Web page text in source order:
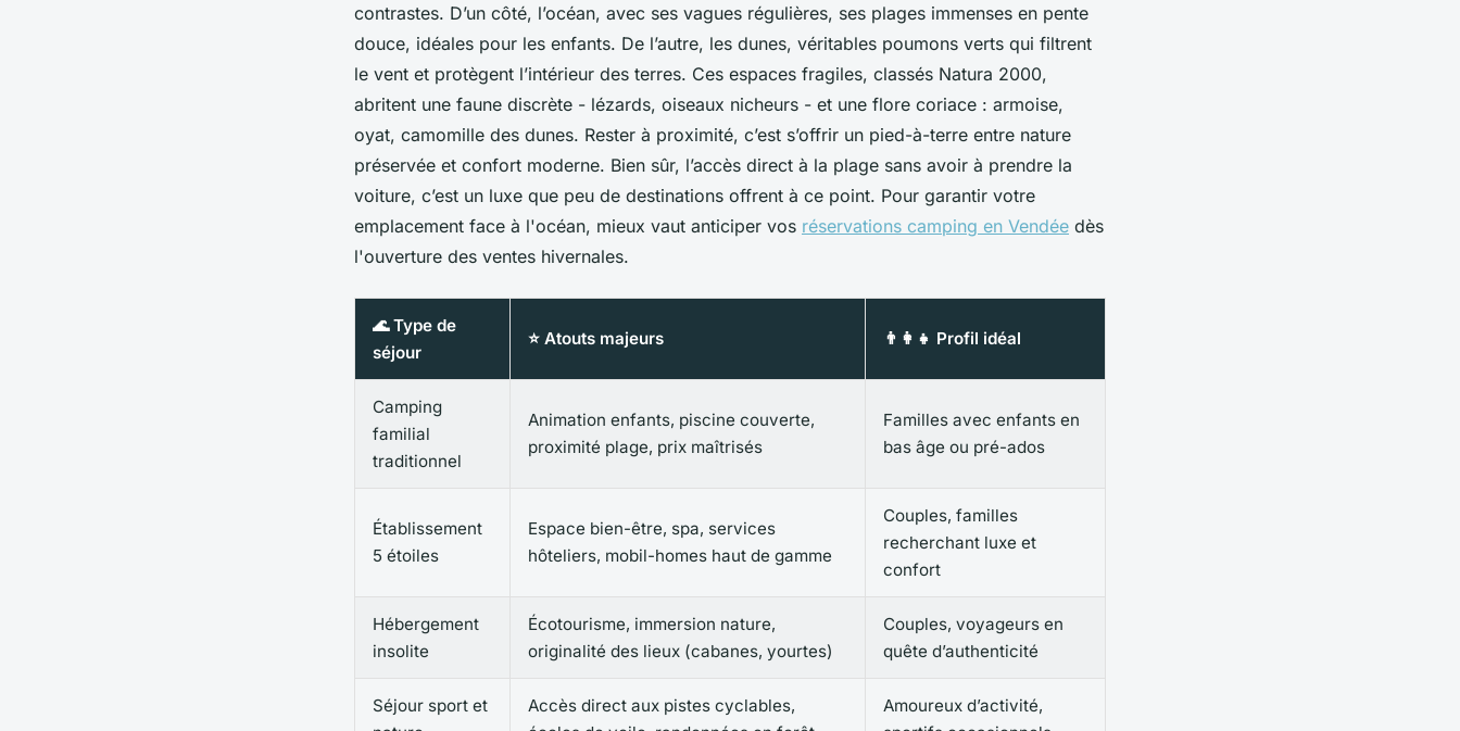
contrastes. D’un côté, l’océan, avec ses vagues régulières, ses plages immenses en pente
douce, idéales pour les enfants. De l’autre, les dunes, véritables poumons verts qui filtrent
le vent et protègent l’intérieur des terres. Ces espaces fragiles, classés Natura 2000,
abritent une faune discrète - lézards, oiseaux nicheurs - et une flore coriace : armoise,
oyat, camomille des dunes. Rester à proximité, c’est s’offrir un pied-à-terre entre nature
préservée et confort moderne. Bien sûr, l’accès direct à la plage sans avoir à prendre la
voiture, c’est un luxe que peu de destinations offrent à ce point. Pour garantir votre
emplacement face à l'océan, mieux vaut anticiper vos réservations camping en Vendée dès
l'ouverture des ventes hivernales.
🌊 Type de
séjour
⭐ Atouts majeurs 👨‍👩‍👧 Profil idéal
Camping
familial
traditionnel
Animation enfants, piscine couverte,
proximité plage, prix maîtrisés
Familles avec enfants en
bas âge ou pré-ados
Établissement
5 étoiles
Espace bien-être, spa, services
hôteliers, mobil-homes haut de gamme
Couples, familles
recherchant luxe et
confort
Hébergement
insolite
Écotourisme, immersion nature,
originalité des lieux (cabanes, yourtes)
Couples, voyageurs en
quête d’authenticité
Séjour sport et
Accès direct aux pistes cyclables,
Amoureux d’activité,